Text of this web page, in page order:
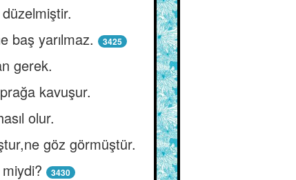
baş yarılmaz.
3425
gerek.
kavuşur.
olur.
göz görmüştür.
3430